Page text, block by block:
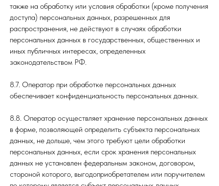
также на обработку или условия обработки (кроме получения
доступа) персональных данных, разрешенных для
распространения, не действуют в случаях обработки
персональных данных в государственных, общественных и
иных публичных интересах, определенных
законодательством РФ.
8.7. Оператор при обработке персональных данных
обеспечивает конфиденциальность персональных данных.
8.8. Оператор осуществляет хранение персональных данных
в форме, позволяющей определить субъекта персональных
данных, не дольше, чем этого требуют цели обработки
персональных данных, если срок хранения персональных
данных не установлен федеральным законом, договором,
стороной которого, выгодоприобретателем или поручителем